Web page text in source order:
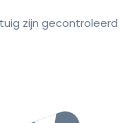
zijn gecontroleerd